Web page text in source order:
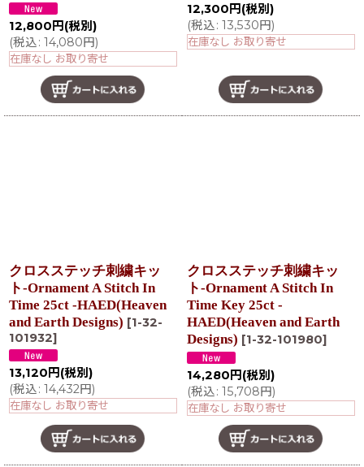
12,800 円 (税別)
(税込: 14,080円)
在庫なし お取り寄せ
12,300 円 (税別)
(税込: 13,530円)
在庫なし お取り寄せ
クロスステッチ刺繍キッ
ト-Ornament A Stitch In
Time 25ct -HAED(Heaven
and Earth Designs) [1-32-
101932]
13,120 円 (税別)
(税込: 14,432円)
在庫なし お取り寄せ
クロスステッチ刺繍キッ
ト-Ornament A Stitch In
Time Key 25ct -
HAED(Heaven and Earth
Designs) [1-32-101980]
14,280 円 (税別)
(税込: 15,708円)
在庫なし お取り寄せ